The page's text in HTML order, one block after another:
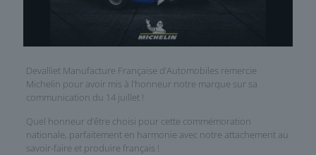
Devalliet Manufacture Française d’Automobiles remercie
Michelin pour avoir mis à l’honneur notre marque sur sa
communication du 14 juillet !
Quel honneur d’être choisi pour cette commémoration
nationale, parfaitement en harmonie avec notre attachement au
savoir-faire et produire français !